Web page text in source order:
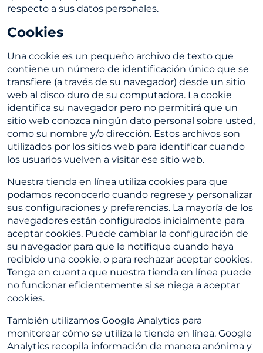
respecto a sus datos personales.
Cookies
Una cookie es un pequeño archivo de texto que
contiene un número de identificación único que se
transfiere (a través de su navegador) desde un sitio
web al disco duro de su computadora. La cookie
identifica su navegador pero no permitirá que un
sitio web conozca ningún dato personal sobre usted,
como su nombre y/o dirección. Estos archivos son
utilizados por los sitios web para identificar cuando
los usuarios vuelven a visitar ese sitio web.
Nuestra tienda en línea utiliza cookies para que
podamos reconocerlo cuando regrese y personalizar
sus configuraciones y preferencias. La mayoría de los
navegadores están configurados inicialmente para
aceptar cookies. Puede cambiar la configuración de
su navegador para que le notifique cuando haya
recibido una cookie, o para rechazar aceptar cookies.
Tenga en cuenta que nuestra tienda en línea puede
no funcionar eficientemente si se niega a aceptar
cookies.
También utilizamos Google Analytics para
monitorear cómo se utiliza la tienda en línea. Google
Analytics recopila información de manera anónima y